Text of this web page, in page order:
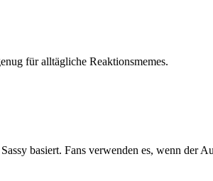
für alltägliche Reaktionsmemes.
basiert. Fans verwenden es, wenn der